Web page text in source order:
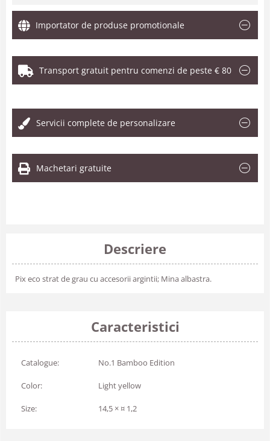
Importator de produse promotionale
Transport gratuit pentru comenzi de peste € 80
Servicii complete de personalizare
Machetari gratuite
Descriere
Pix eco strat de grau cu accesorii argintii; Mina albastra.
Caracteristici
Catalogue: No.1 Bamboo Edition
Color: Light yellow
Size: 14,5 × ¤ 1,2